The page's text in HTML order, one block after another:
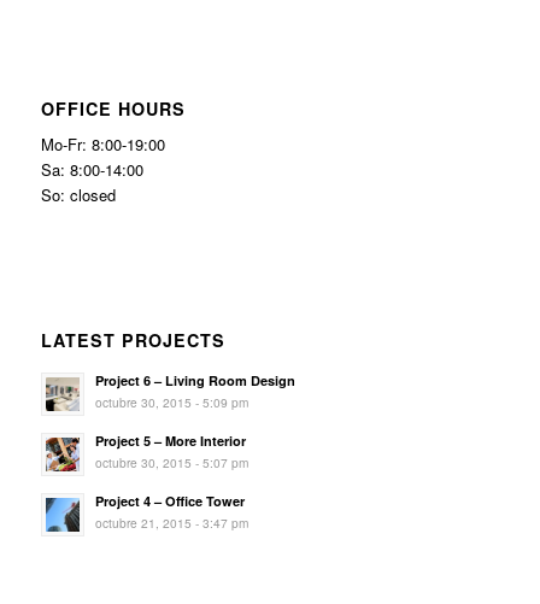
OFFICE HOURS
Mo-Fr: 8:00-19:00
Sa: 8:00-14:00
So: closed
LATEST PROJECTS
Project 6 – Living Room Design
octubre 30, 2015 - 5:09 pm
Project 5 – More Interior
octubre 30, 2015 - 5:07 pm
Project 4 – Office Tower
octubre 21, 2015 - 3:47 pm